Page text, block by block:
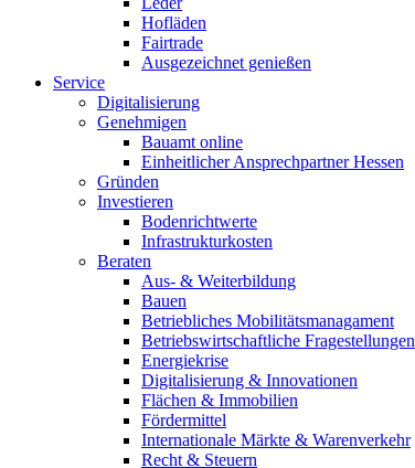
Hofläden
Fairtrade
Ausgezeichnet genießen
Service
Digitalisierung
Genehmigen
Bauamt online
Einheitlicher Ansprechpartner Hessen
Gründen
Investieren
Bodenrichtwerte
Infrastrukturkosten
Beraten
Aus- & Weiterbildung
Bauen
Betriebliches Mobilitätsmanagament
Betriebswirtschaftliche Fragestellungen
Energiekrise
Digitalisierung & Innovationen
Flächen & Immobilien
Fördermittel
Internationale Märkte & Warenverkehr
Recht & Steuern